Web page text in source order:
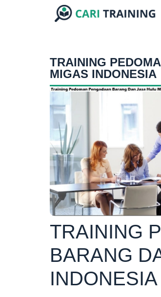
TRAINING
MIGAS INDONESIA
TRAINING
BARANG
INDONESIA